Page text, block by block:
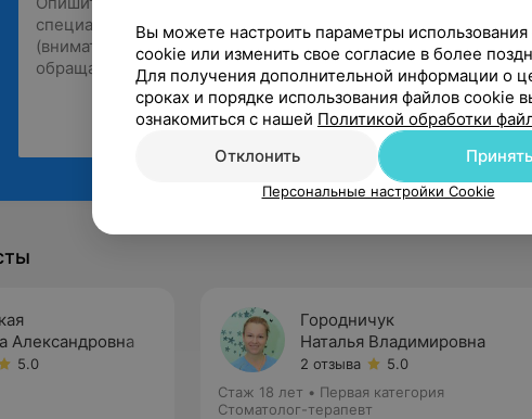
Рекомендую
Александровна
5.0
Городничук
Наталья Владимировна
2 отзыва
5.0
Стаж 18 лет • Первая категория
Стоматолог-терапевт
Вы можете настроить параметры
cookie или изменить свое согласие в более
Для получения дополнительной информации о
сроках и порядке использования файлов cookie
ознакомиться с нашей Политикой обработки
Отклонить
Принять
Персональные настройки Cookie